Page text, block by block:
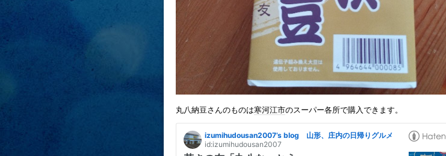
丸八納豆さんのものは寒河江市のスーパー各所で購入できます。